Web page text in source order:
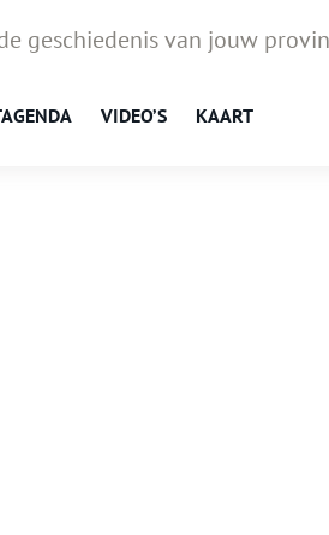
geschiedenis van jouw
VIDEO’S KAART